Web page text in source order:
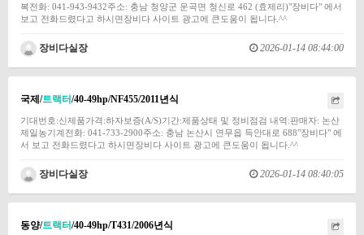
복전화: 041-943-9432주소: 충남 청양군 운곡면 청신로 462 (효제리)"장비다" 에서
보고 전화드렸다고 하시면장비다 사이트 광고에 큰도움이 됩니다.^^
장비다실장 2026-01-14 08:44:00
국제/트랙터/40-49hp/NF455/2011년식
기대번호:신제품가격:하자보증(A/S)기간:제품상태 및 정비점검 내역:판매자: 논산
제일농기계전화: 041-733-2900주소: 충남 논산시 연무읍 득안대로 688"장비다" 에
서 보고 전화드렸다고 하시면장비다 사이트 광고에 큰도움이 됩니다.^^
장비다실장 2026-01-14 08:40:05
동양/트랙터/40-49hp/T431/2006년식